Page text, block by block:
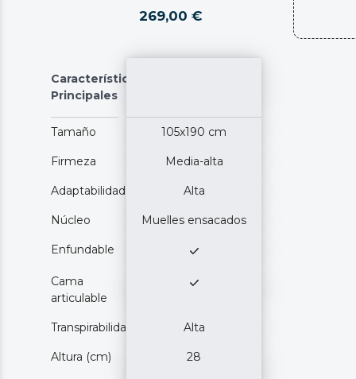
269,00 €
Características
Principales
Tamaño 105x190 cm
Firmeza Media-alta
Adaptabilidad Alta
Núcleo Muelles ensacados
Enfundable
Cama
articulable
Transpirabilidad Alta
Altura (cm) 28